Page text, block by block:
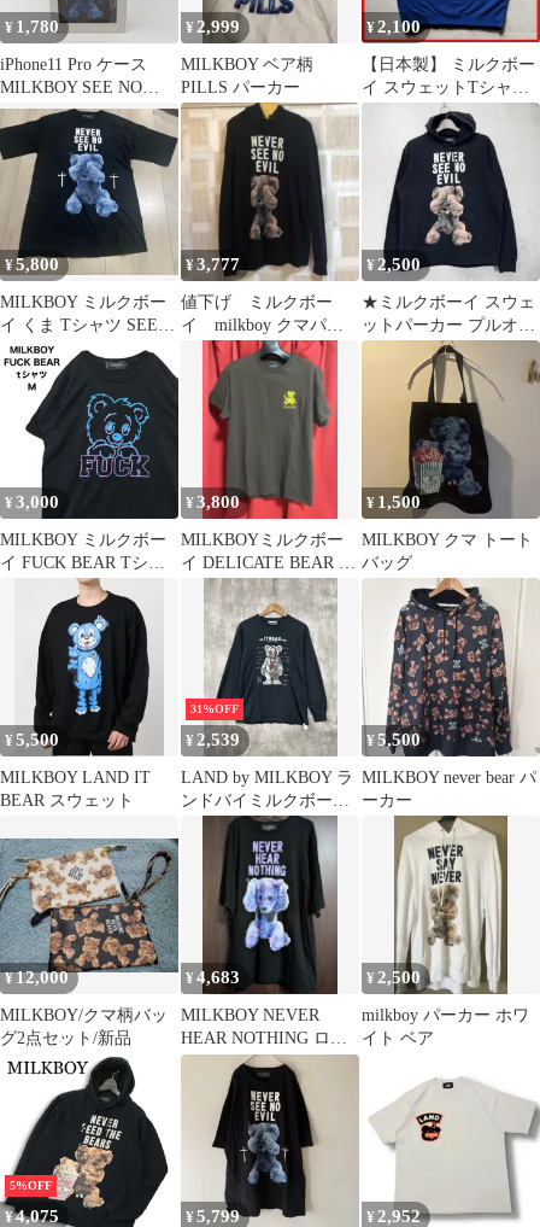
¥ 1,780
iPhone11 Pro ケース
MILKBOY SEE NO
EVIL
¥ 2,999
MILKBOY ベア柄
PILLS パーカー
¥2,100
【日本製】 ミルクボー
イ スウェットTシャツ
ブルー カレッジ フリー
¥5,800
MILKBOY ミルクボー
イ くま Tシャツ SEE
NO BEARビッグTEE
¥3,777
値下げ ミルクボー
イ milkboy クマパー
カー
¥2,500
★ミルクボーイ スウェ
ットパーカー プルオー
バーパーカー プリント
ブラック
¥ 3,000
MILKBOY ミルクボー
イ FUCK BEAR Tシャ
¥3,800
MILKBOYミルクボー
イ DELICATE BEAR T
シャツ クマ 茶 M
¥ 1,500
MILKBOY クマ トート
バッグ
¥5,500
MILKBOY LAND IT
BEAR スウェット
31%OFF
¥2,539
LAND by MILKBOY ラ
ンドバイミルクボーイ
プリント IT BEAR ロン
T ロング Tシャツ
sizeM/黒 ■■ レディース
¥5,500
MILKBOY never bear パ
ーカー
¥12,000
MILKBOY/クマ柄バッ
グ2点セット/新品
¥4,683
MILKBOY NEVER
HEAR NOTHING ロン
グTシャツ
¥2,500
milkboy パーカー ホワ
イト ベア
5%OFF
¥4,075 ¥5,799 ¥ 2,952